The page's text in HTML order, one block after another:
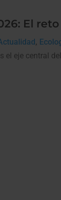
El
,
el eje central